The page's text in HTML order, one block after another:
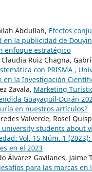
Abdullah, Efectos
la publicidad de Douyin
enfoque estratégico
Ruiz Chagna,
con PRISMA ,
en la Investigación
Zavala, Marketing
Guayaquil-Durán
en nuestros artículos?
Valverde, Rosel
university students about
Vol. 15 Núm. 1
en el 2023
Álvarez Gavilanes,
para las marcas en